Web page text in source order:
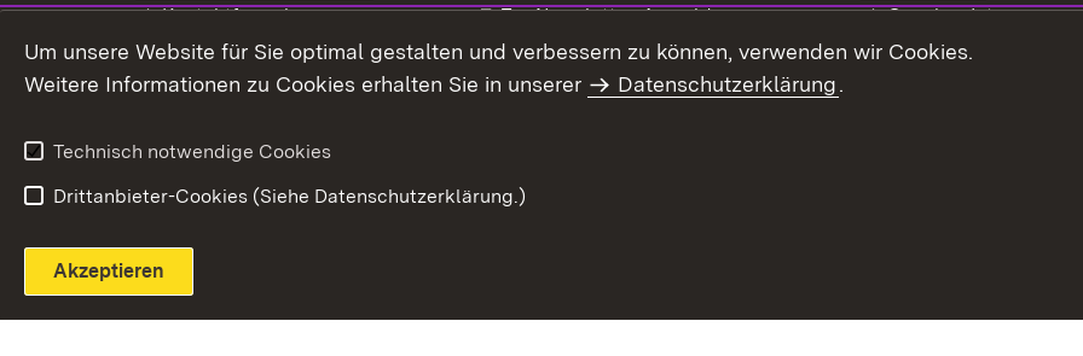
Kontaktformular
Extern:
LinkedIn (Öffnet in neuem Fenster)
Extern:
Zur Newsletter-Anmeldung(Öffnet in neuem Fenster)
Newsletter-Archiv
Coaches Intern
Intranet
Um unsere Website für Sie optimal gestalten und verbessern zu können, verwenden wir Cookies.
Weitere Informationen zu Cookies erhalten Sie in unserer
Datenschutzerklärung.
Technisch notwendige Cookies
Drittanbieter-Cookies (Siehe Datenschutzerklärung.)
Akzeptieren